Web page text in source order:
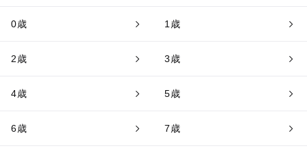
0歳 1歳
2歳 3歳
4歳 5歳
6歳 7歳